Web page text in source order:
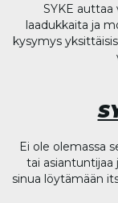
SYKE
laadukkaita ja
kysymys
Ei ole olemassa
tai asiantuntijaa
sinua löytämään